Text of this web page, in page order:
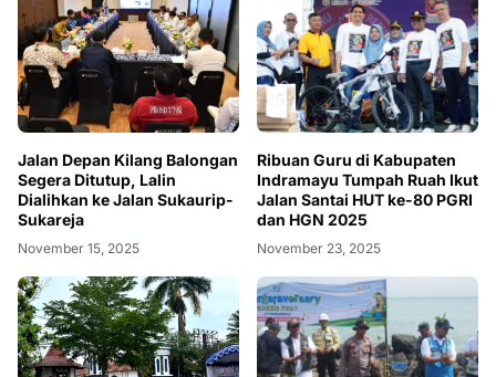
Jalan Depan Kilang Balongan
Segera Ditutup, Lalin
Dialihkan ke Jalan Sukaurip-
Sukareja
November 15, 2025
Ribuan Guru di Kabupaten
Indramayu Tumpah Ruah Ikut
Jalan Santai HUT ke-80 PGRI
dan HGN 2025
November 23, 2025